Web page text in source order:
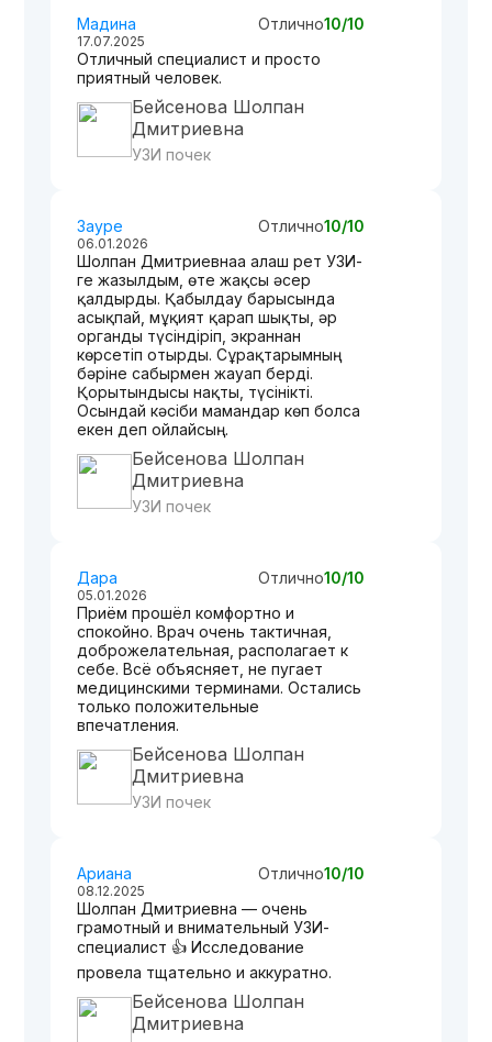
Мадина Отлично10/10
17.07.2025
Отличный специалист и просто
приятный человек.
Бейсенова Шолпан
Дмитриевна
УЗИ почек
Зауре Отлично10/10
06.01.2026
Шолпан Дмитриевнаға алғаш рет УЗИ-
ге жазылдым, өте жақсы әсер
қалдырды. Қабылдау барысында
асықпай, мұқият қарап шықты, әр
органды түсіндіріп, экраннан
көрсетіп отырды. Сұрақтарымның
бәріне сабырмен жауап берді.
Қорытындысы нақты, түсінікті.
Осындай кәсіби мамандар көп болса
екен деп ойлайсың.
Бейсенова Шолпан
Дмитриевна
УЗИ почек
Дара Отлично10/10
05.01.2026
Приём прошёл комфортно и
спокойно. Врач очень тактичная,
доброжелательная, располагает к
себе. Всё объясняет, не пугает
медицинскими терминами. Остались
только положительные
впечатления.
Бейсенова Шолпан
Дмитриевна
УЗИ почек
Ариана Отлично10/10
08.12.2025
Шолпан Дмитриевна — очень
грамотный и внимательный УЗИ-
специалист 👍 Исследование
провела тщательно и аккуратно.
Бейсенова Шолпан
Дмитриевна